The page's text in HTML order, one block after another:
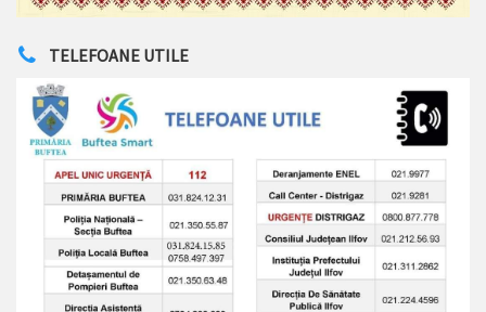
TELEFOANE UTILE